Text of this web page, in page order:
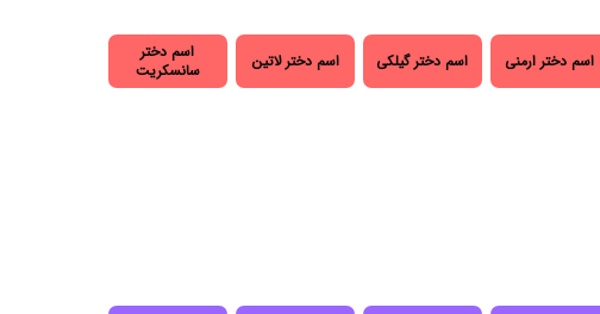
اسم دختر ارمنی اسم دختر گیلکی اسم دختر لاتین
اسم دختر
سانسکریت